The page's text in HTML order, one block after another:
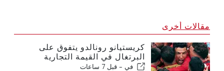
مقالات أخرى
كريستيانو رونالدو يتفوق على
البرتغال في القيمة التجارية
في - قبل 7 ساعات